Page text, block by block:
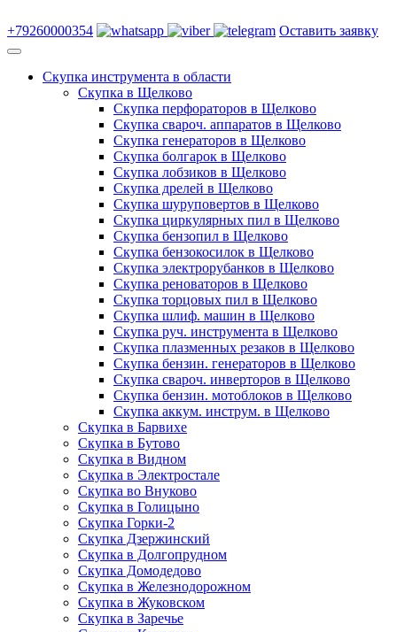
+79260000354 Оставить заявку
Скупка инструмента в области
Скупка в Щелково
Скупка перфораторов в Щелково
Скупка свароч. аппаратов в Щелково
Скупка генераторов в Щелково
Скупка болгарок в Щелково
Скупка лобзиков в Щелково
Скупка дрелей в Щелково
Скупка шуруповертов в Щелково
Скупка циркулярных пил в Щелково
Скупка бензопил в Щелково
Скупка бензокосилок в Щелково
Скупка электрорубанков в Щелково
Скупка реноваторов в Щелково
Скупка торцовых пил в Щелково
Скупка шлиф. машин в Щелково
Скупка руч. инструмента в Щелково
Скупка плазменных резаков в Щелково
Скупка бензин. генераторов в Щелково
Скупка свароч. инверторов в Щелково
Скупка бензин. мотоблоков в Щелково
Скупка аккум. инструм. в Щелково
Скупка в Барвихе
Скупка в Бутово
Скупка в Видном
Скупка в Электростале
Скупка во Внуково
Скупка в Голицыно
Скупка Горки-2
Скупка Дзержинский
Скупка в Долгопрудном
Скупка Домодедово
Скупка в Железнодорожном
Скупка в Жуковском
Скупка в Заречье